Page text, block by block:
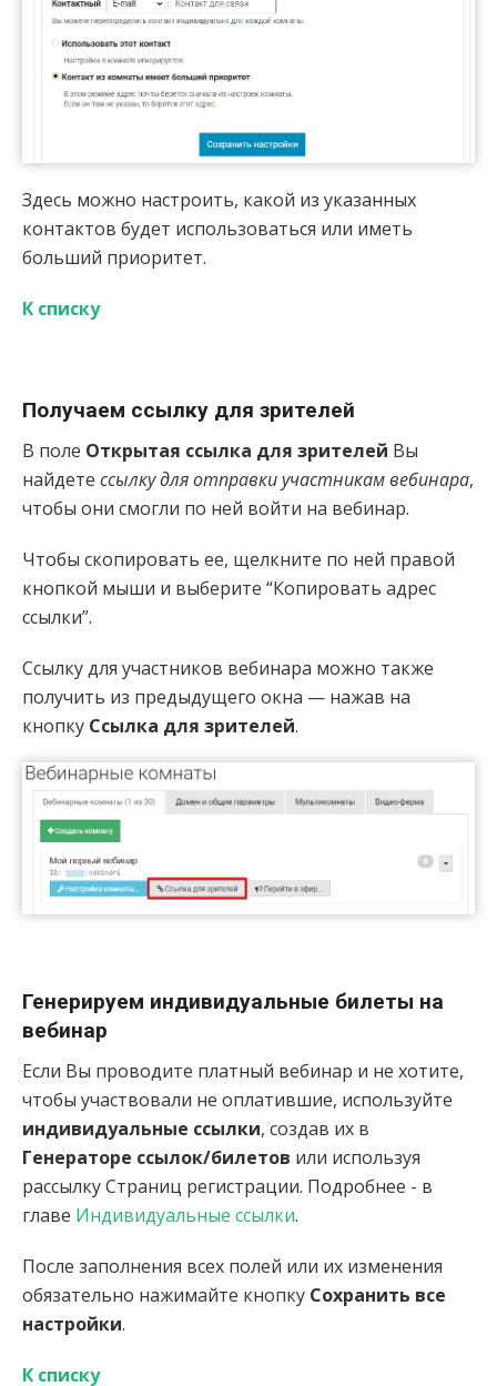
Здесь можно настроить, какой из указанных
контактов будет использоваться или иметь
больший приоритет.
К списку
Получаем ссылку для зрителей
В поле Открытая ссылка для зрителей Вы
найдете ссылку для отправки участникам вебинара,
чтобы они смогли по ней войти на вебинар.
Чтобы скопировать ее, щелкните по ней правой
кнопкой мыши и выберите “Копировать адрес
ссылки”.
Ссылку для участников вебинара можно также
получить из предыдущего окна — нажав на
кнопку Ссылка для зрителей.
Генерируем индивидуальные билеты на
вебинар
Если Вы проводите платный вебинар и не хотите,
чтобы участвовали не оплатившие, используйте
индивидуальные ссылки, создав их в
Генераторе ссылок/билетов или используя
рассылку Страниц регистрации. Подробнее - в
главе Индивидуальные ссылки.
После заполнения всех полей или их изменения
обязательно нажимайте кнопку Сохранить все
настройки.
К списку